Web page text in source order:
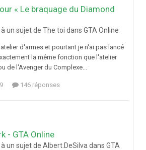
« Le braquage du Diamond
un sujet de The toi dans GTA Online
d'armes et pourtant je n'ai pas lancé
la même fonction que l'atelier
de l'Avenger du Complexe...
146 réponses
- GTA Online
un sujet de Albert.DeSilva dans GTA